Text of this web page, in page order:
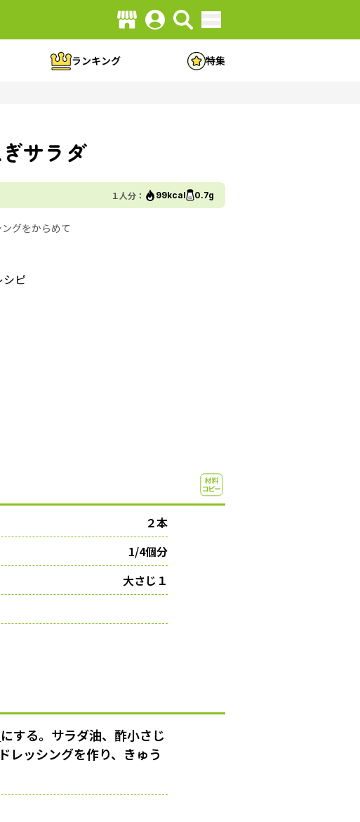
ランキング 特集
サラダ
１人分： 99kcal 0.7g
グをからめて
シピ
２本
1/4個分
大さじ１
にする。サラダ油、酢小さじ
レッシングを作り、きゅう